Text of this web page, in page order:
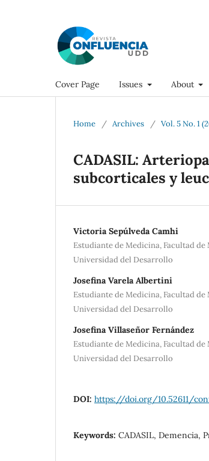
Cover Page Issues About
Home / Archives / Vol. 5 No. 1
CADASIL:
subcorticales y
Victoria Sepúlveda Camhi
Estudiante de Medicina, Facultad
Universidad del Desarrollo
Josefina Varela Albertini
Estudiante de Medicina, Facultad
Universidad del Desarrollo
Josefina Villaseñor Fernández
Estudiante de Medicina, Facultad
Universidad del Desarrollo
DOI: https://doi.org/10.52611/
Keywords: CADASIL, Demencia,